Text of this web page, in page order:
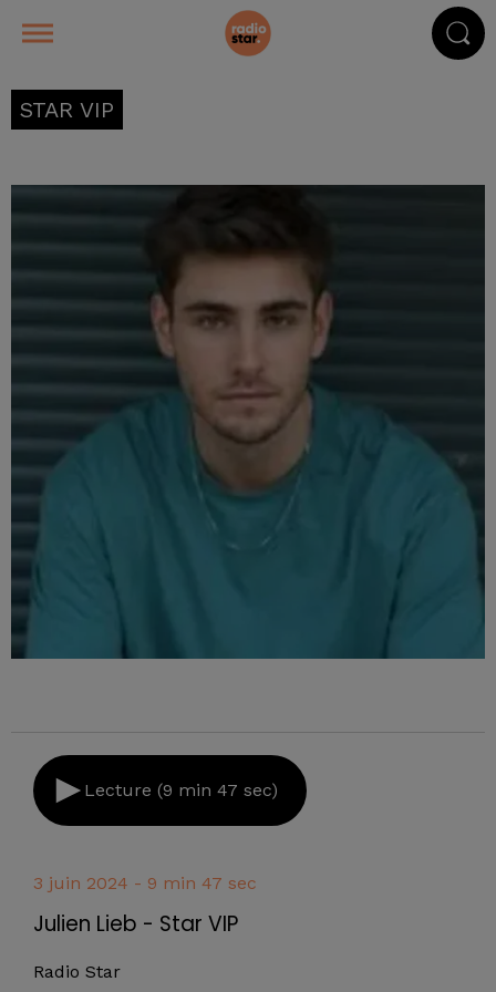
STAR VIP
Lecture (9 min 47 sec)
3 juin 2024 - 9 min 47 sec
Julien Lieb - Star VIP
Radio Star